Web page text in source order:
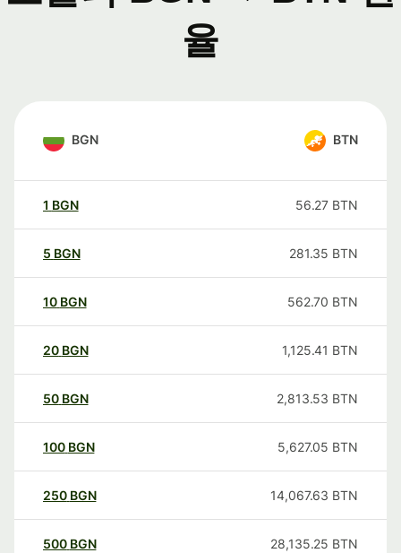
율
BGN BTN
1 BGN 56.27 BTN
5 BGN 281.35 BTN
10 BGN 562.70 BTN
20 BGN 1,125.41 BTN
50 BGN 2,813.53 BTN
100 BGN 5,627.05 BTN
250 BGN 14,067.63 BTN
500 BGN 28,135.25 BTN